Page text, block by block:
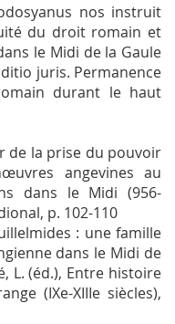
nos instruit
du droit romain et
le Midi de la Gaule
juris. Permanence
durant le haut
de la prise du pouvoir
angevines au
dans le Midi (956-
, p. 102-110
: une famille
dans le Midi de
L. (éd.), Entre histoire
(IXe-XIIIe siècles),